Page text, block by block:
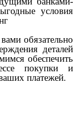
условия
обязательно
деталей
обеспечить
покупки и
платежей.